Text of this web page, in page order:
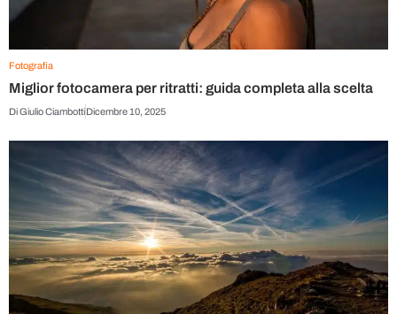
Fotografia
Miglior fotocamera per ritratti: guida completa alla scelta
DiGiulio CiambottiDicembre 10, 2025